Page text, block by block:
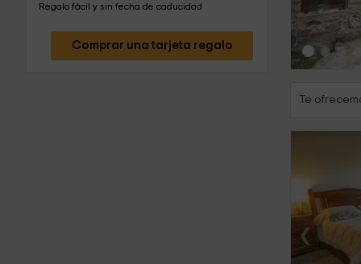
Regalo fácil y sin fecha de caducidad
Comprar una tarjeta regalo
Te
‹